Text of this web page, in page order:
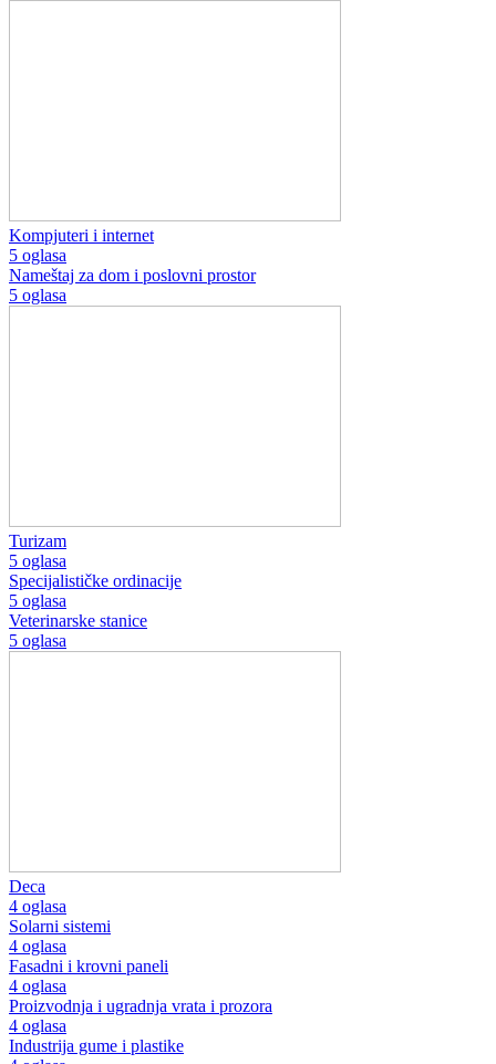
Kompjuteri i internet
5 oglasa
Nameštaj za dom i poslovni prostor
5 oglasa
Turizam
5 oglasa
Specijalističke ordinacije
5 oglasa
Veterinarske stanice
5 oglasa
Deca
4 oglasa
Solarni sistemi
4 oglasa
Fasadni i krovni paneli
4 oglasa
Proizvodnja i ugradnja vrata i prozora
4 oglasa
Industrija gume i plastike